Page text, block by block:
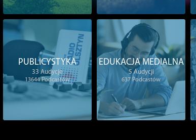
PUBLICYSTYKA
33 Audycje
13644Podcastów
EDUKACJA MEDIALNA
5 Audycji
637Podcastów